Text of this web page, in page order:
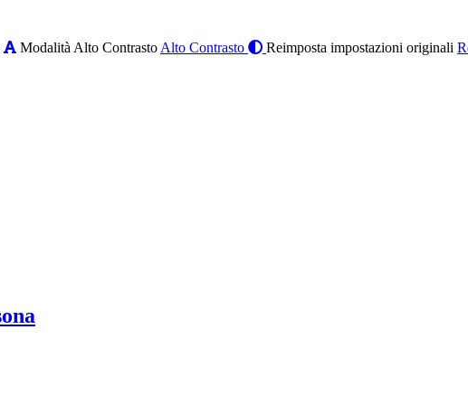
Modalità Alto Contrasto Alto Contrasto Reimposta impostazioni originali